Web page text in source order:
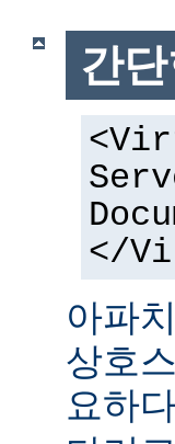
간
</
아파
상호
요하